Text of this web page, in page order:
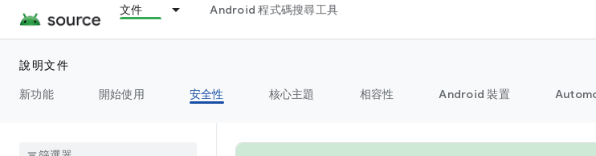
文件 Android 程式碼搜尋工具
說明文件
新功能
開始使用 安全性 核心主題 相容性 Android 裝置